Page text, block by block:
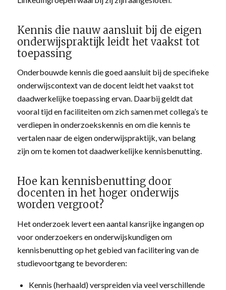
Kennis die nauw aansluit bij de eigen
onderwijspraktijk leidt het vaakst tot
toepassing
Onderbouwde kennis die goed aansluit bij de specifieke
onderwijscontext van de docent leidt het vaakst tot
daadwerkelijke toepassing ervan. Daarbij geldt dat
vooral tijd en faciliteiten om zich samen met collega’s te
verdiepen in onderzoekskennis en om die kennis te
vertalen naar de eigen onderwijspraktijk, van belang
zijn om te komen tot daadwerkelijke kennisbenutting.
Hoe kan kennisbenutting door
docenten in het hoger onderwijs
worden vergroot?
Het onderzoek levert een aantal kansrijke ingangen op
voor onderzoekers en onderwijskundigen om
kennisbenutting op het gebied van facilitering van de
studievoortgang te bevorderen:
Kennis (herhaald) verspreiden via veel verschillende